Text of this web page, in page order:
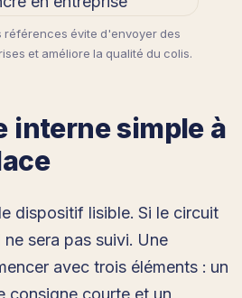
références évite d'envoyer des
et améliore la qualité du colis.
interne simple à
dispositif lisible. Si le circuit
sera pas suivi. Une
avec trois éléments : un
consigne courte et un